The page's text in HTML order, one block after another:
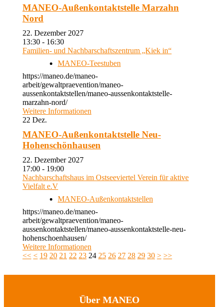
MANEO-Außenkontaktstelle Marzahn
Nord
22. Dezember 2027
13:30 - 16:30
Familien- und Nachbarschaftszentrum „Kiek in“
MANEO-Teestuben
https://maneo.de/maneo-
arbeit/gewaltpraevention/maneo-
aussenkontaktstellen/maneo-aussenkontaktstelle-
marzahn-nord/
Weitere Informationen
22 Dez.
MANEO-Außenkontaktstelle Neu-
Hohenschönhausen
22. Dezember 2027
17:00 - 19:00
Nachbarschaftshaus im Ostseeviertel Verein für aktive
Vielfalt e.V
MANEO-Außenkontaktstellen
https://maneo.de/maneo-
arbeit/gewaltpraevention/maneo-
aussenkontaktstellen/maneo-aussenkontaktstelle-neu-
hohenschoenhausen/
Weitere Informationen
<< < 19 20 21 22 23 24 25 26 27 28 29 30 > >>
Über MANEO